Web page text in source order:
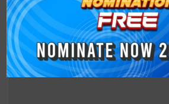
B’fhéidir Go Mbeadh Suim Agat Freisin
PREASRÁITEAS